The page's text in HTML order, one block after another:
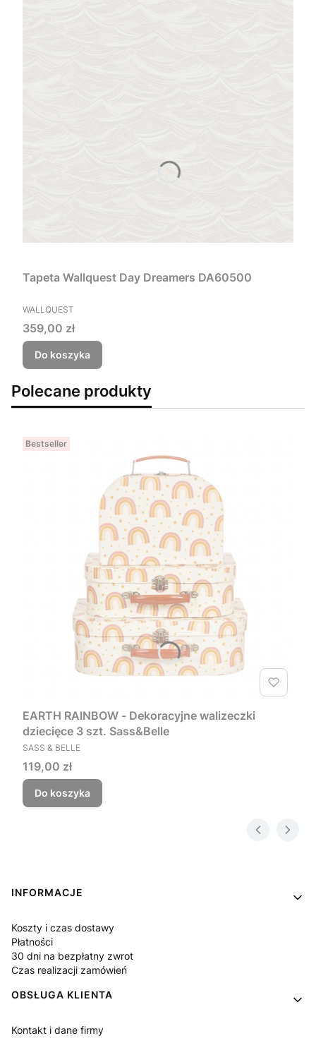
Tapeta Wallquest Day Dreamers DA60500
PRODUCENT
WALLQUEST
Cena
359,00 zł
Do koszyka
Polecane produkty
Bestseller
EARTH RAINBOW - Dekoracyjne walizeczki
dziecięce 3 szt. Sass&Belle
PRODUCENT
SASS & BELLE
Cena
119,00 zł
Do koszyka
Linki w stopce
INFORMACJE
Koszty i czas dostawy
Płatności
30 dni na bezpłatny zwrot
Czas realizacji zamówień
OBSŁUGA KLIENTA
Kontakt i dane firmy